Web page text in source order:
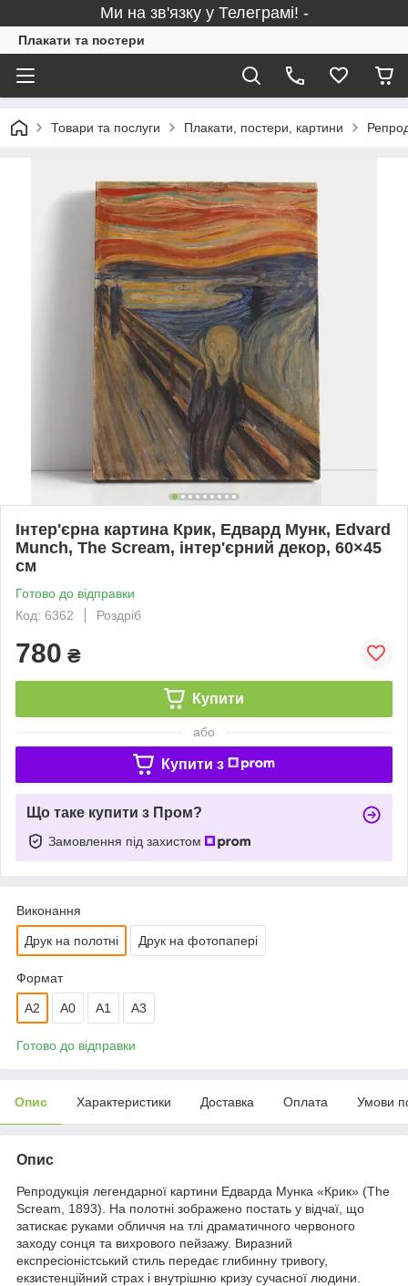
Ми на зв'язку у Телеграмі! -
Плакати та постери
Товари та послуги Плакати, постери, картини
Інтер'єрна картина Крик, Едвард Мунк, Edvard
Munch, The Scream, інтер'єрний декор, 60×45
см
Готово до відправки
Код: 6362
Роздріб
780 ₴
Купити
або
Купити з
Що таке купити з Пром?
Замовлення під захистом
Виконання
Друк на полотні Друк на фотопапері
Формат
A2 A0 А1 A3
Готово до відправки
Опис Характеристики Доставка Оплата Умови
Опис
Репродукція легендарної картини Едварда Мунка «Крик» (The
Scream, 1893). На полотні зображено постать у відчаї, що
затискає руками обличчя на тлі драматичного червоного
заходу сонця та вихрового пейзажу. Виразний
експресіоністський стиль передає глибинну тривогу,
екзистенційний страх і внутрішню кризу сучасної людини.